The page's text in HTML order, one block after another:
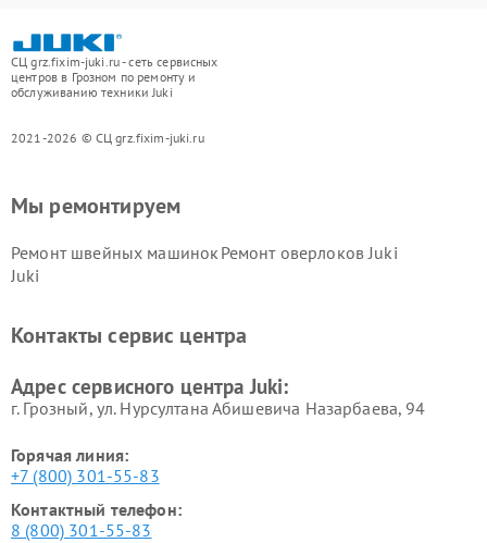
СЦ grz.fixim-juki.ru - сеть сервисных
центров в Грозном по ремонту и
обслуживанию техники Juki
2021-2026 © СЦ grz.fixim-juki.ru
Мы ремонтируем
Ремонт швейных машинок
Juki
Ремонт оверлоков Juki
Контакты сервис центра
Адрес сервисного центра Juki:
г. Грозный, ул. Нурсултана Абишевича Назарбаева, 94
Горячая линия:
+7 (800) 301-55-83
Контактный телефон:
8 (800) 301-55-83